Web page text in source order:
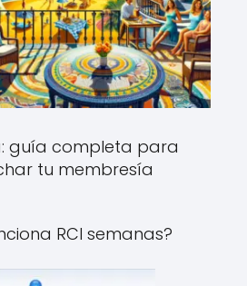
guía completa para
tu membresía
RCI semanas?